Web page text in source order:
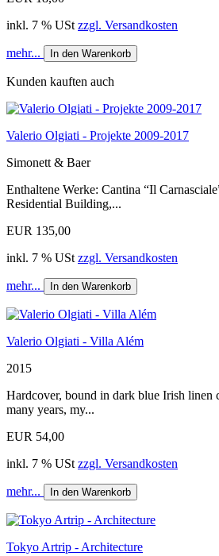
inkl. 7 % USt zzgl. Versandkosten
mehr... In den Warenkorb
Kunden kauften auch
Valerio Olgiati - Projekte 2009-2017
Simonett & Baer
Enthaltene Werke: Cantina “Il
Residential Building,...
EUR 135,00
inkl. 7 % USt zzgl. Versandkosten
mehr... In den Warenkorb
Valerio Olgiati - Villa Além
2015
Hardcover, bound in dark blue Irish linen
many years, my...
EUR 54,00
inkl. 7 % USt zzgl. Versandkosten
mehr... In den Warenkorb
Tokyo Artrip - Architecture